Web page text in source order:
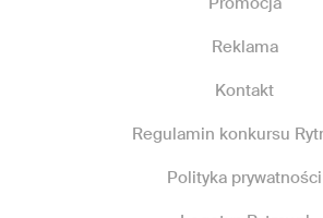
Reklama
Kontakt
Regulamin konkursu
Polityka prywatności